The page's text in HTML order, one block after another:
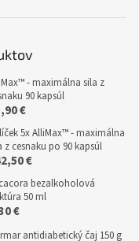
- maximálna sila z
90 kapsúl
€
5x AlliMax™ - maximálna
z cesnaku po 90 kapsúl
€
bezalkoholová
50 ml
€
antidiabetický čaj 150 g